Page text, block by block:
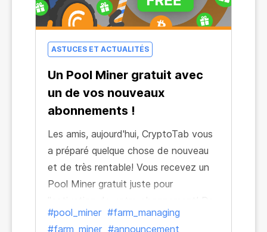
ASTUCES ET ACTUALITÉS
Un Pool Miner gratuit avec
un de vos nouveaux
abonnements !
Les amis, aujourd'hui, CryptoTab vous
a préparé quelque chose de nouveau
et de très rentable! Vous recevez un
Pool Miner gratuit juste pour
plus, il commence à vous rapporter de
#pool_miner #farm_managing
#farm_miner #announcement